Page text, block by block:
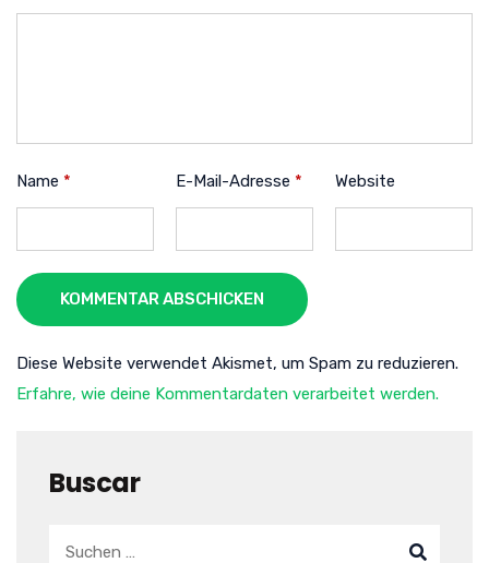
Name * E-Mail-Adresse * Website
KOMMENTAR ABSCHICKEN
Diese Website verwendet Akismet, um Spam zu reduzieren.
Erfahre, wie deine Kommentardaten verarbeitet werden.
Buscar